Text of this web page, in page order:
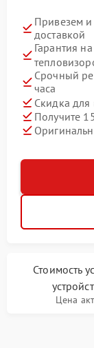
Привезем и
доставкой
Гарантия
Срочный
часа
Скидка для
Получите
Стоимость
Цена